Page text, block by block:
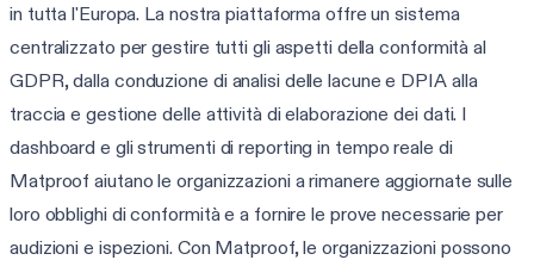
in tutta l'Europa. La nostra piattaforma offre un sistema
centralizzato per gestire tutti gli aspetti della conformità al
GDPR, dalla conduzione di analisi delle lacune e DPIA alla
traccia e gestione delle attività di elaborazione dei dati. I
dashboard e gli strumenti di reporting in tempo reale di
Matproof aiutano le organizzazioni a rimanere aggiornate sulle
loro obblighi di conformità e a fornire le prove necessarie per
audizioni e ispezioni. Con Matproof, le organizzazioni possono